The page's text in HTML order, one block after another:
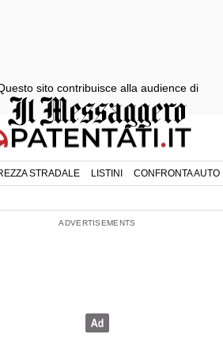
STRADALE LISTINI CONFRONTA AUTO
sito contribuisce alla audience di